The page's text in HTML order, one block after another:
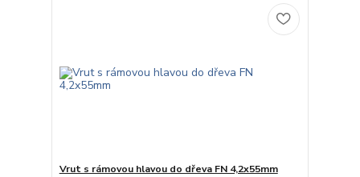
Vrut s rámovou hlavou do dřeva FN 4,2x55mm